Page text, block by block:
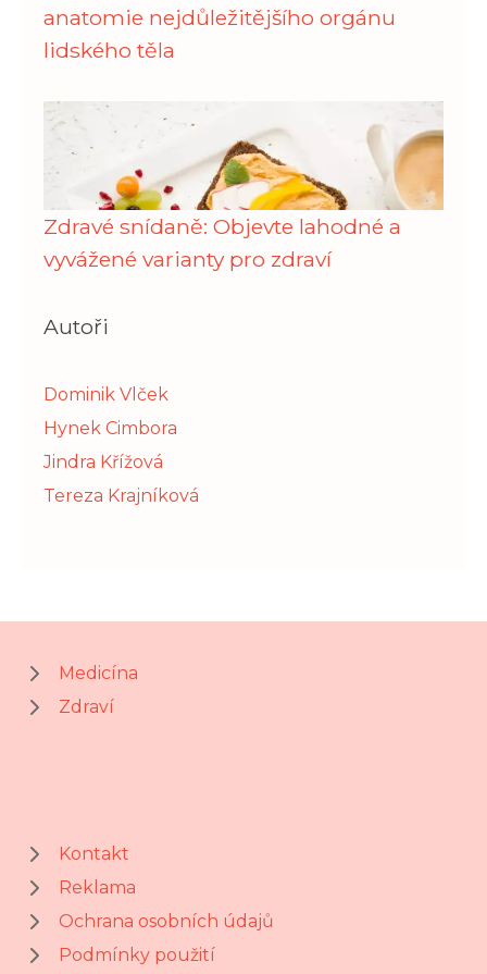
anatomie nejdůležitějšího orgánu
lidského těla
Zdravé snídaně: Objevte lahodné a
vyvážené varianty pro zdraví
Autoři
Dominik Vlček
Hynek Cimbora
Jindra Křížová
Tereza Krajníková
Medicína
Zdraví
Kontakt
Reklama
Ochrana osobních údajů
Podmínky použití